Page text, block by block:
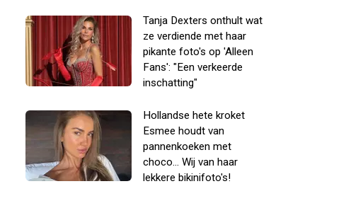
Tanja Dexters onthult wat
ze verdiende met haar
pikante foto's op 'Alleen
Fans': "Een verkeerde
inschatting"
Hollandse hete kroket
Esmee houdt van
pannenkoeken met
choco... Wij van haar
lekkere bikinifoto's!